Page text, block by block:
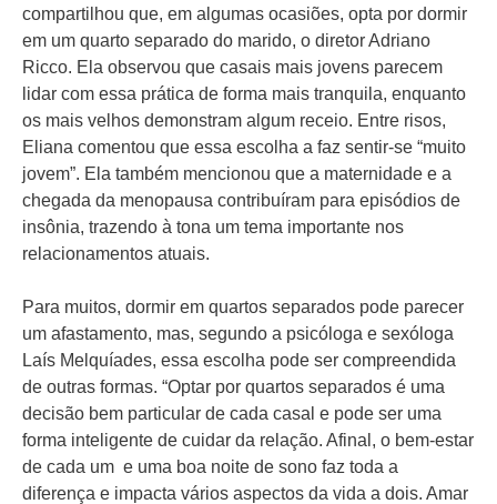
compartilhou que, em algumas ocasiões, opta por dormir
em um quarto separado do marido, o diretor Adriano
Ricco. Ela observou que casais mais jovens parecem
lidar com essa prática de forma mais tranquila, enquanto
os mais velhos demonstram algum receio. Entre risos,
Eliana comentou que essa escolha a faz sentir-se “muito
jovem”. Ela também mencionou que a maternidade e a
chegada da menopausa contribuíram para episódios de
insônia, trazendo à tona um tema importante nos
relacionamentos atuais.
Para muitos, dormir em quartos separados pode parecer
um afastamento, mas, segundo a psicóloga e sexóloga
Laís Melquíades, essa escolha pode ser compreendida
de outras formas. “Optar por quartos separados é uma
decisão bem particular de cada casal e pode ser uma
forma inteligente de cuidar da relação. Afinal, o bem-estar
de cada um e uma boa noite de sono faz toda a
diferença e impacta vários aspectos da vida a dois. Amar